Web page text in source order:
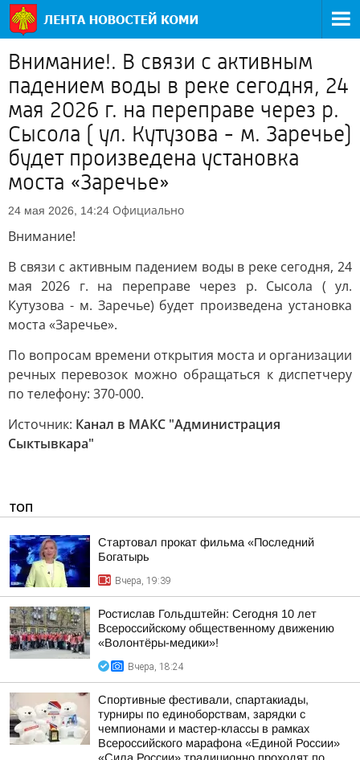
Внимание!. В связи с активным
падением воды в реке сегодня, 24
мая 2026 г. на переправе через р.
Сысола ( ул. Кутузова - м. Заречье)
будет произведена установка
моста «Заречье»
24 мая 2026, 14:24 Официально
Внимание!
В связи с активным падением воды в реке сегодня, 24
мая 2026 г. на переправе через р. Сысола ( ул.
Кутузова - м. Заречье) будет произведена установка
моста «Заречье».
По вопросам времени открытия моста и организации
речных перевозок можно обращаться к диспетчеру
по телефону: 370-000.
Источник: Канал в МАКС "Администрация
Сыктывкара"
ТОП
Стартовал прокат фильма «Последний
Богатырь
Вчера, 19:39
Ростислав Гольдштейн: Сегодня 10 лет
Всероссийскому общественному движению
«Волонтёры-медики»!
Вчера, 18:24
Спортивные фестивали, спартакиады,
турниры по единоборствам, зарядки с
чемпионами и мастер-классы в рамках
Всероссийского марафона «Единой России»